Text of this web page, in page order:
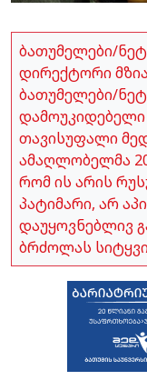
ბათუმელები/
დირექტორი
ბათუმელები/
დამოუკიდებელი
თავისუფალი
ამაღლობელმა
რომ ის არის
პატიმარი, არ
დაუყოვნებლივ
ბრძოლას